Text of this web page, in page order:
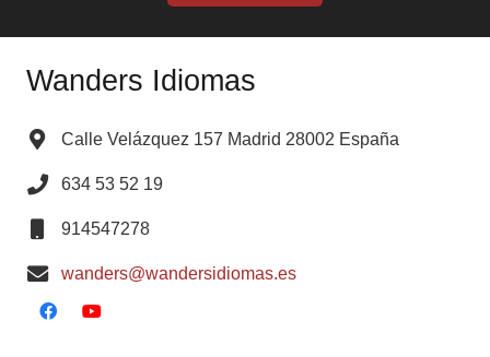
Wanders Idiomas
Calle Velázquez 157 Madrid 28002 España
634 53 52 19
914547278
wanders@wandersidiomas.es